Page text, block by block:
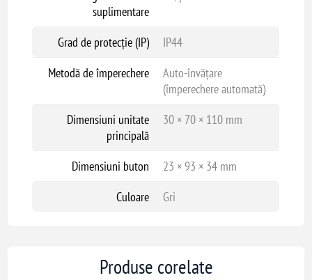
suplimentare
Grad de protecție (IP)
IP44
Metodă de împerechere
Auto-învățare
(împerechere automată)
Dimensiuni unitate
principală
30 × 70 × 110 mm
Dimensiuni buton
23 × 93 × 34 mm
Culoare
Gri
Produse corelate